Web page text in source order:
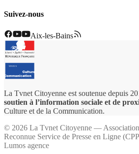
Suivez-nous
Aix-les-Bains
La Tvnet Citoyenne est soutenue depuis
soutien à l’information sociale et de
Culture et de la Communication.
© 2026 La Tvnet Citoyenne —
Reconnue Service de Presse en Ligne
Lumos agence